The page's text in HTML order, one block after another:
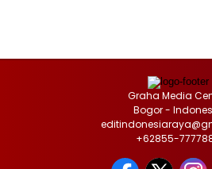
Graha Media
Bogor -
+62855-